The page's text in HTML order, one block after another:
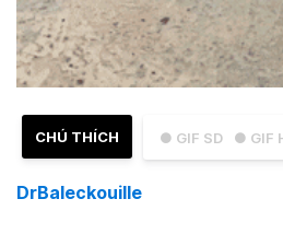
● GIF SD ● GIF
CHÚ THÍCH
DrBaleckouille